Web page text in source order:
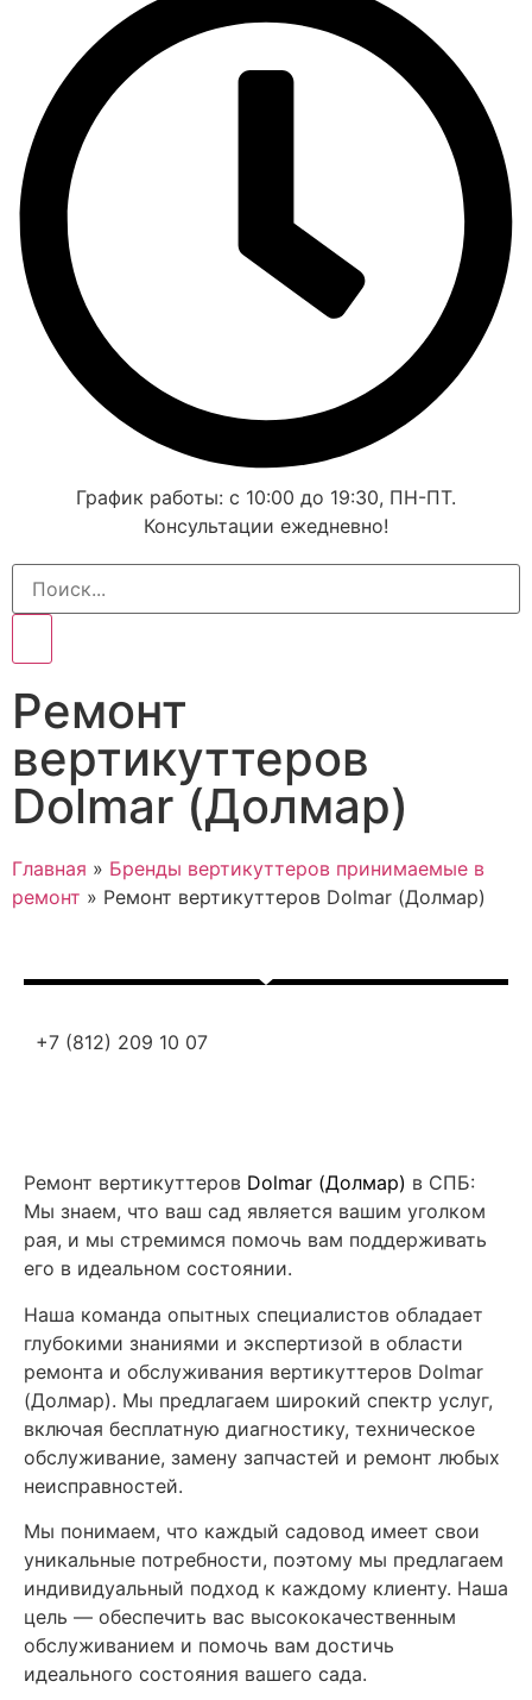
График работы: с 10:00 до 19:30, ПН-ПТ.
Консультации ежедневно!
Ремонт
вертикуттеров
Dolmar (Долмар)
Главная » Бренды вертикуттеров принимаемые в
ремонт » Ремонт вертикуттеров Dolmar (Долмар)
+7 (812) 209 10 07
Ремонт вертикуттеров Dolmar (Долмар) в СПБ:
Мы знаем, что ваш сад является вашим уголком
рая, и мы стремимся помочь вам поддерживать
его в идеальном состоянии.
Наша команда опытных специалистов обладает
глубокими знаниями и экспертизой в области
ремонта и обслуживания вертикуттеров Dolmar
(Долмар). Мы предлагаем широкий спектр услуг,
включая бесплатную диагностику, техническое
обслуживание, замену запчастей и ремонт любых
неисправностей.
Мы понимаем, что каждый садовод имеет свои
уникальные потребности, поэтому мы предлагаем
индивидуальный подход к каждому клиенту. Наша
цель — обеспечить вас высококачественным
обслуживанием и помочь вам достичь
идеального состояния вашего сада.